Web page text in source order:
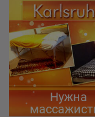
Нужна